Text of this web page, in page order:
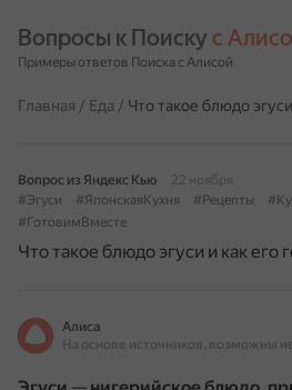
Вопросы к Поиску с
Примеры ответов Поиска с Алисой
Главная / Еда / Что такое блюдо
Вопрос из Яндекс Кью
22 ноября
#Эгуси
#ЯпонскаяКухня #Рецепты
#ГотовимВместе
Что такое блюдо эгуси и как его
Алиса